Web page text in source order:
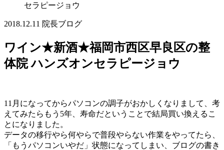
セラピージョウ
2018.12.11 院長ブログ
ワイン★新酒★福岡市西区早良区の整
体院 ハンズオンセラピージョウ
11月になってからパソコンの調子がおかしくなりまして、考
えてみたらもう5年、寿命だということで結局買い換えるこ
とになりました。
データの移行やら何やらで普段やらない作業をやってたら、
「もうパソコンいやだ」状態になってしまい、ブログの書き